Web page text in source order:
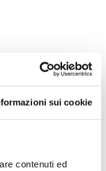
sui cookie
contenuti ed